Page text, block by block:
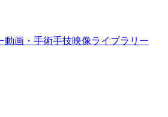
動画・手術手技映像ライブラリー